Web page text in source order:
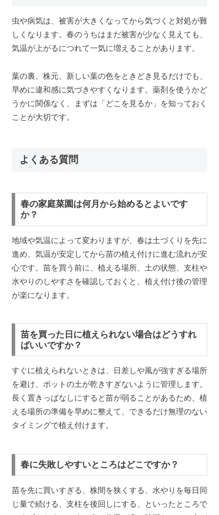
虫や病気は、被害が大きくなってから気づくと対処が難
しくなります。春のうちはまだ被害が少なく見えても、
気温が上がるにつれて一気に増えることがあります。
葉の裏、株元、新しい葉の色をときどき見るだけでも、
早めに違和感に気づきやすくなります。薬剤を使うかど
うかに関係なく、まずは「どこを見るか」を知っておく
ことが大切です。
よくある質問
春の家庭菜園は何月から始めるとよいです
か？
地域や気温によって変わりますが、春は土づくりを先に
進め、気温が安定してから苗の植え付けに進む流れが安
心です。苗を買う前に、植える場所、土の状態、支柱や
水やりのしやすさを確認しておくと、植え付け後の管理
が楽になります。
苗を買った日に植えられない場合はどうすれ
ばいいですか？
すぐに植えられないときは、日差しや風が強すぎる場所
を避け、ポットの土が乾きすぎないように管理します。
長く置きっぱなしにすると苗が弱ることがあるため、植
える場所の準備を早めに整えて、できるだけ無理のない
タイミングで植え付けます。
春に失敗しやすいところはどこですか？
苗を先に買いすぎる、株間を狭くする、水やりを毎日同
じ量で続ける、支柱を後回しにする、といったところで